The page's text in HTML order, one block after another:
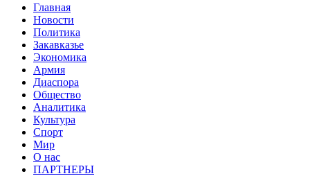
Главная
Новости
Политика
Закавказье
Экономика
Армия
Диаспора
Общество
Аналитика
Культура
Спорт
Мир
О нас
ПАРТНЕРЫ